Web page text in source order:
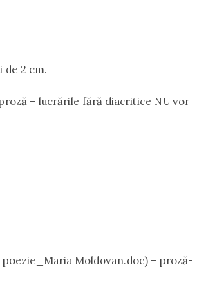
de 2 cm.
– lucrările fără diacritice NU vor
Moldovan.doc) – proză-